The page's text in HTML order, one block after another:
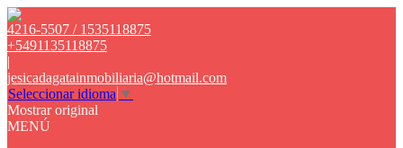
4216-5507 / 1535118875
+5491135118875
|
jesicadagatainmobiliaria@hotmail.com
Seleccionar idioma ▼
Mostrar original
MENÚ